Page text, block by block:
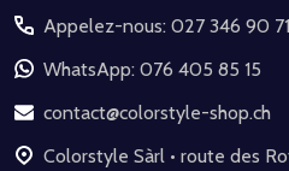
pied
de
page
Appelez-nous: 027 346 90 71
WhatsApp: 076 405 85 15
contact@colorstyle-shop.ch
Colorstyle Sàrl • route des Rottes 8 • 1964 Conthey •